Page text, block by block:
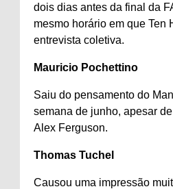
dois dias antes da final da
mesmo horário em que Ten
entrevista coletiva.
Mauricio Pochettino
Saiu do pensamento do
semana de junho, apesar
Alex Ferguson.
Thomas Tuchel
Causou uma impressão